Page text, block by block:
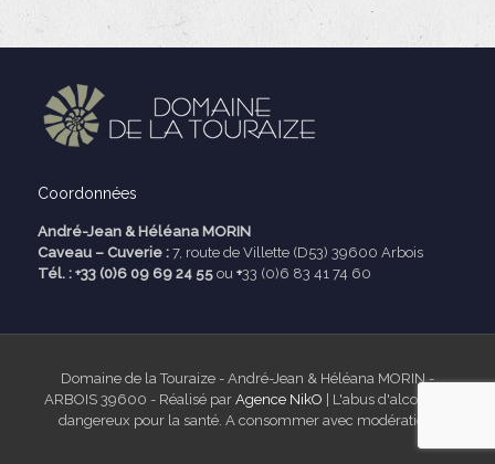
Coordonnées
André-Jean & Héléana MORIN
Caveau – Cuverie : 7, route de Villette (D53) 39600 Arbois
Tél. : +33 (0)6 09 69 24 55 ou +33 (0)6 83 41 74 60
Domaine de la Touraize - André-Jean & Héléana MORIN -
ARBOIS 39600 - Réalisé par Agence NikO | L'abus d'alcool est
dangereux pour la santé. A consommer avec modération.